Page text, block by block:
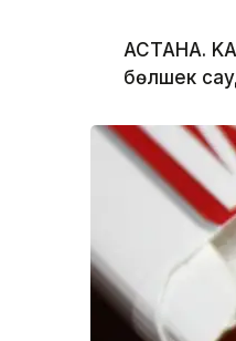
АСТАНА.
бөлшек